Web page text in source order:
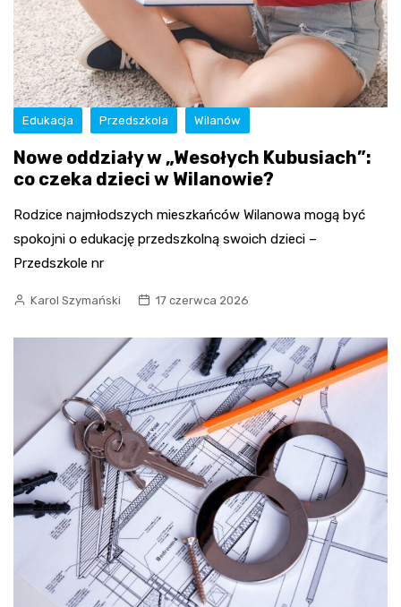
Edukacja Przedszkola Wilanów
Nowe oddziały w „Wesołych Kubusiach”:
co czeka dzieci w Wilanowie?
Rodzice najmłodszych mieszkańców Wilanowa mogą być
spokojni o edukację przedszkolną swoich dzieci –
Przedszkole nr
Karol Szymański 17 czerwca 2026